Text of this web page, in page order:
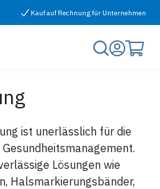
Kauf auf Rechnung für Unternehmen
ist unerlässlich für die
Lösungen wie
Halsmarkierungsbänder,